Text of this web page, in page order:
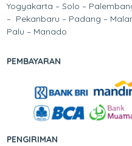
Yogyakarta – Solo –
– Pekanbaru – Padang –
Palu – Manado
PEMBAYARAN
PENGIRIMAN